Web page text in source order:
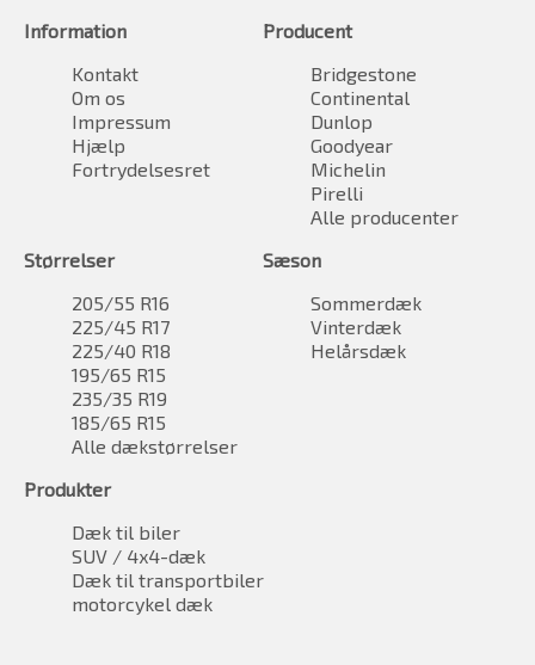
Information
Kontakt
Om os
Impressum
Hjælp
Fortrydelsesret
Producent
Bridgestone
Continental
Dunlop
Goodyear
Michelin
Pirelli
Alle producenter
Størrelser
205/55 R16
225/45 R17
225/40 R18
195/65 R15
235/35 R19
185/65 R15
Alle dækstørrelser
Sæson
Sommerdæk
Vinterdæk
Helårsdæk
Produkter
Dæk til biler
SUV / 4x4-dæk
Dæk til transportbiler
motorcykel dæk